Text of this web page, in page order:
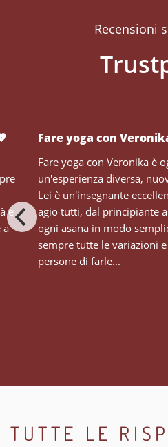
Recensioni
Fare yoga con
Fare yoga con Veronika è
un'esperienza diversa,
Lei è un'insegnante
agio tutti, dal principiante
ogni asana in modo
sempre tutte le variazioni
persone di farle...
e
a
TUTTE LE